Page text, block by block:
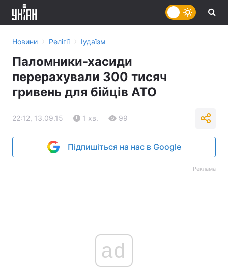
Новини › Релігії › Іудаїзм
Паломники-хасиди
перерахували 300 тисяч
гривень для бійців АТО
22:12, 13.09.15 1 хв. 99
Підпишіться на нас в Google
Реклама
ad